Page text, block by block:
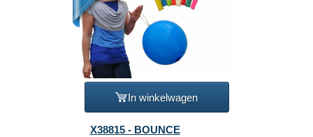
In winkelwagen
X38815 - BOUNCE